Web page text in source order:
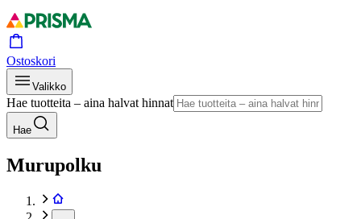
Ostoskori
Valikko
Hae tuotteita – aina halvat hinnat
Hae
Murupolku